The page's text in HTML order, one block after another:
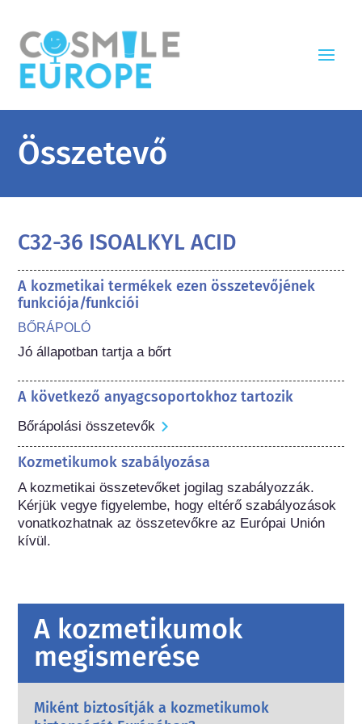
Összetevő
C32-36 ISOALKYL ACID
A kozmetikai termékek ezen összetevőjének
funkciója/funkciói
BŐRÁPOLÓ
Jó állapotban tartja a bőrt
A következő anyagcsoportokhoz tartozik
Bőrápolási összetevők
Kozmetikumok szabályozása
A kozmetikai összetevőket jogilag szabályozzák.
Kérjük vegye figyelembe, hogy eltérő szabályozások
vonatkozhatnak az összetevőkre az Európai Unión
kívül.
A kozmetikumok
megismerése
Miként biztosítják a kozmetikumok